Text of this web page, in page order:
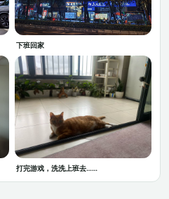
下班回家
打完游戏，洗洗上班去……